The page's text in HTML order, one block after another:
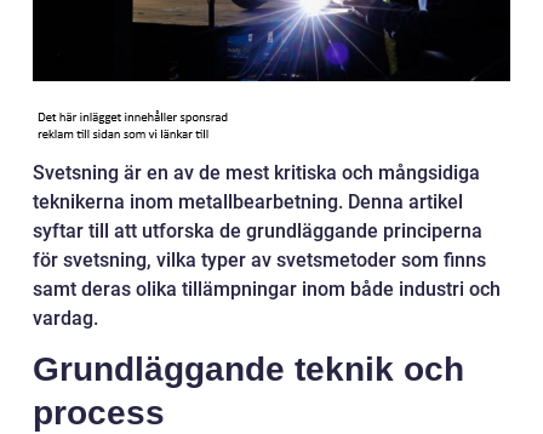
Svetsning är en av de mest kritiska och mångsidiga
teknikerna inom metallbearbetning. Denna artikel
syftar till att utforska de grundläggande principerna
för svetsning, vilka typer av svetsmetoder som finns
samt deras olika tillämpningar inom både industri och
vardag.
Grundläggande teknik och
process